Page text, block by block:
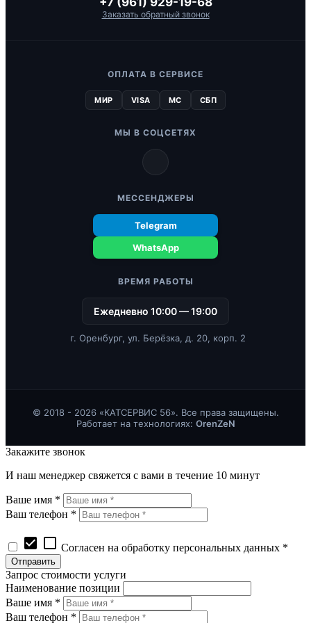
Заказать обратный звонок
ОПЛАТА В СЕРВИСЕ
МИР VISA MC СБП
МЫ В СОЦСЕТЯХ
МЕССЕНДЖЕРЫ
Telegram
WhatsApp
ВРЕМЯ РАБОТЫ
Ежедневно 10:00 — 19:00
г. Оренбург, ул. Берёзка, д. 20, корп. 2
© 2018 - 2026 «КАТСЕРВИС 56». Все права защищены.
Работает на технологиях: OrenZeN
Закажите звонок
И наш менеджер свяжется с вами в течение 10 минут
Ваше имя *
Ваш телефон *
check_box check_box_outline_blank Согласен на обработку персональных данных *
Запрос стоимости услуги
Наименование позиции
Ваше имя *
Ваш телефон *